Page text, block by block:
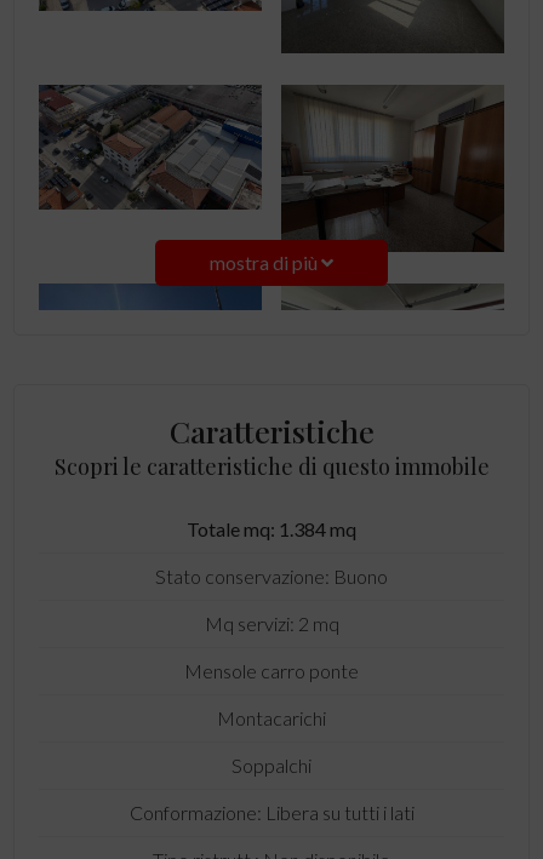
mostra di più
Caratteristiche
Scopri le caratteristiche di questo immobile
Totale mq: 1.384 mq
Stato conservazione: Buono
Mq servizi: 2 mq
Mensole carro ponte
Montacarichi
Soppalchi
Conformazione: Libera su tutti i lati